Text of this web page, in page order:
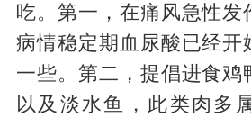
吃。第一，在痛风急性发
病情稳定期血尿酸已经开
一些。第二，提倡进食鸡
以及淡水鱼，此类肉多